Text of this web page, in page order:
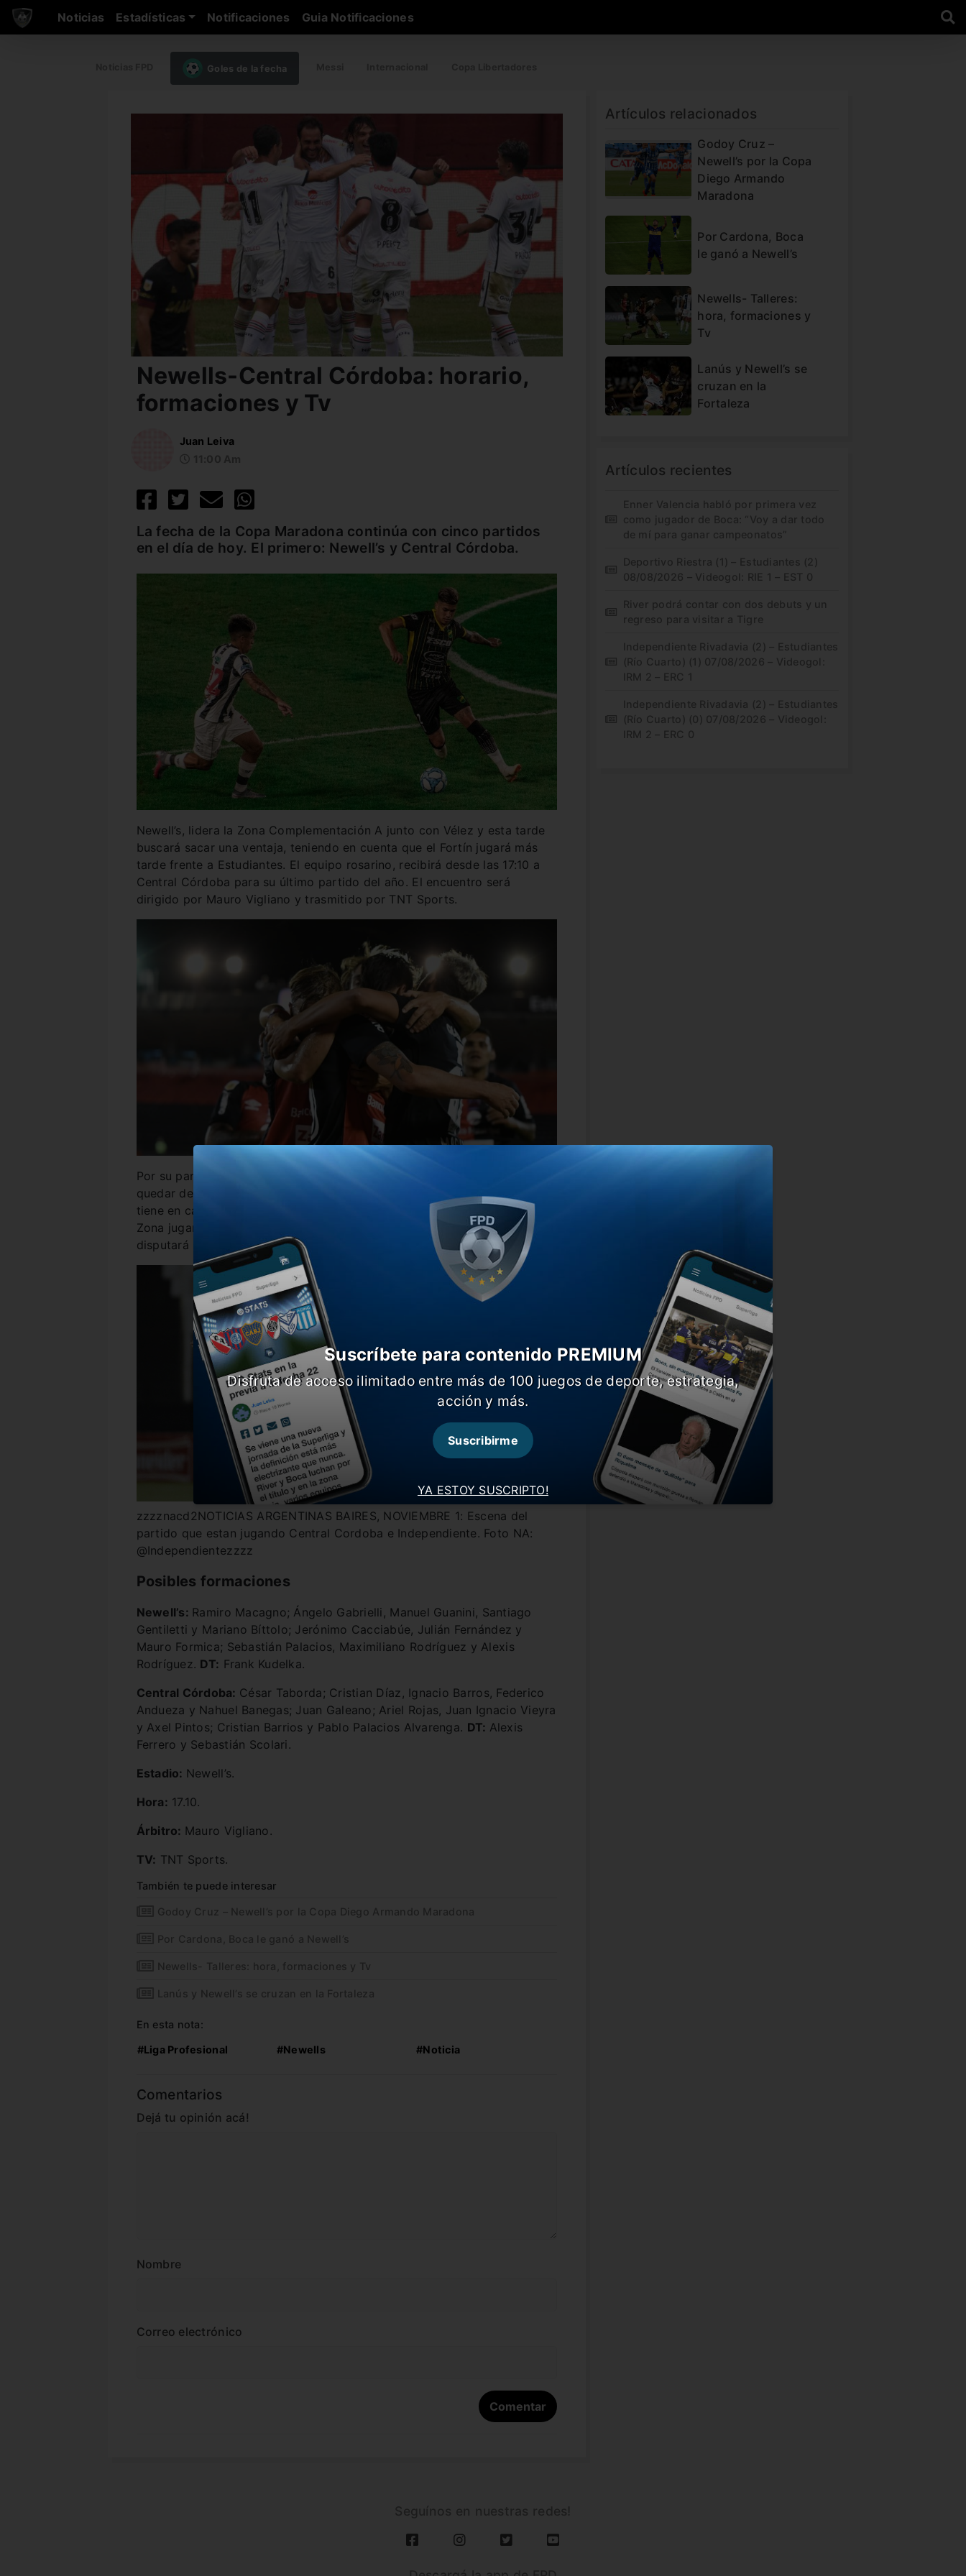
Noticias Estadísticas Notificaciones Guia Notificaciones
Goles de la fecha
Newells-Central Córdoba: horario,
formaciones y Tv
Juan Leiva
La fecha de la Copa Maradona continúa con cinco partidos
en el día de hoy. El primero: Newell’s y Central Córdoba.
Newell’s, lidera la Zona Complementación A junto con Vélez y esta tarde
buscará sacar una ventaja, teniendo en cuenta que el Fortín jugará más
tarde frente a Estudiantes. El equipo rosarino, recibirá desde las 17:10 a
Central Córdoba para su último partido del año. El encuentro será
dirigido por Mauro Vigliano y trasmitido por TNT Sports.
Por su parte, Central Córdoba buscará conseguir sumar de atrás para no
quedar dentro de la Zona Campeonato y para eso pondrá lo mejor que
tiene en cancha. Sobre todo, teniendo en cuenta que el ganador de la
Zona jugará contra el ganador de la Zona Complementación A y se
disputará un lugar en la Copa Sudamericana 2022.
zzzznacd2NOTICIAS ARGENTINAS BAIRES, NOVIEMBRE 1: Escena del
partido que estan jugando Central Cordoba e Independiente. Foto NA:
@Independientezzzz
Posibles formaciones
Newell’s: Ramiro Macagno; Ángelo Gabrielli, Manuel Guanini, Santiago
Gentiletti y Mariano Bíttolo; Jerónimo Cacciabúe, Julián Fernández y
Mauro Formica; Sebastián Palacios, Maximiliano Rodríguez y Alexis
Rodríguez. DT: Frank Kudelka.
Central Córdoba: César Taborda; Cristian Díaz, Ignacio Barros, Federico
Andueza y Nahuel Banegas; Juan Galeano; Ariel Rojas, Juan Ignacio Vieyra
y Axel Pintos; Cristian Barrios y Pablo Palacios Alvarenga. DT: Alexis
Ferrero y Sebastián Scolari.
Estadio: Newell’s.
Hora: 17.10.
Árbitro: Mauro Vigliano.
TV: TNT Sports.
También te puede interesar
Godoy Cruz – Newell’s por la Copa Diego Armando Maradona
Por Cardona, Boca le ganó a Newell’s
Newells- Talleres: hora, formaciones y Tv
Lanús y Newell’s se cruzan en la Fortaleza
En esta nota:
#Liga Profesional #Newells #Noticia
Comentarios
Dejá tu opinión acá!
Nombre
Correo electrónico
Artículos relacionados
Godoy Cruz –
Newell’s por la Copa
Diego Armando
Maradona
Por Cardona, Boca
le ganó a Newell’s
Newells- Talleres:
hora, formaciones y
Tv
Lanús y Newell’s se
cruzan en la
Fortaleza
Artículos recientes
Enner Valencia habló por primera vez
como jugador de Boca: “Voy a dar todo
de mí para ganar campeonatos”
Deportivo Riestra (1) – Estudiantes (2)
08/08/2026 – Videogol: RIE 1 – EST 0
River podrá contar con dos debuts y un
regreso para visitar a Tigre
Independiente Rivadavia (2) – Estudiantes
(Río Cuarto) (1) 07/08/2026 – Videogol:
IRM 2 – ERC 1
Independiente Rivadavia (2) – Estudiantes
(Río Cuarto) (0) 07/08/2026 – Videogol:
IRM 2 – ERC 0
YA ESTOY SUSCRIPTO!
Suscríbete para contenido PREMIUM
Disfruta de acceso ilimitado entre más de 100 juegos de deporte, estrategia,
acción y más.
Suscribirme